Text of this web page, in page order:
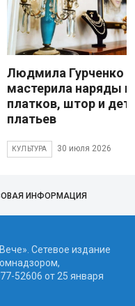
Людмила Гурченко
мастерила наряды
платков, штор и
платьев
КУЛЬТУРА 30 июля 2026
ИНФОРМАЦИЯ
Сетевое издание
52606 от 25 января